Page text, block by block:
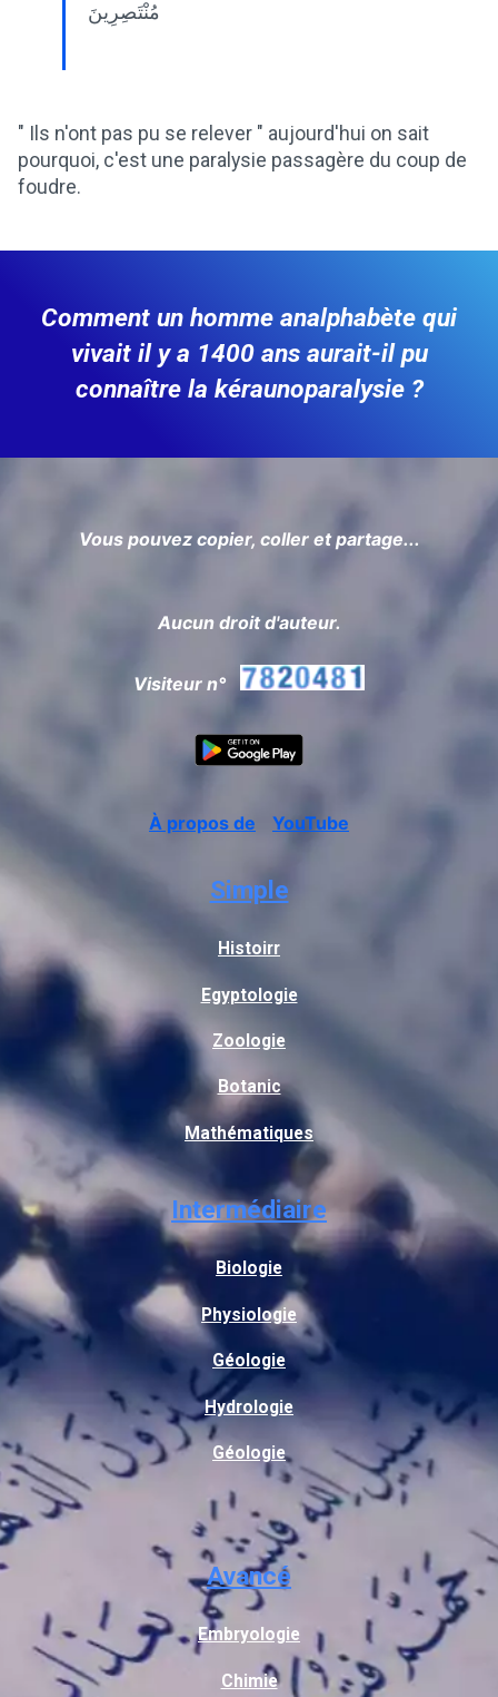
مُنْتَصِرِينَ
" Ils n'ont pas pu se relever " aujourd'hui on sait
pourquoi, c'est une paralysie passagère du coup de
foudre.
Comment un homme analphabète qui
vivait il y a 1400 ans aurait-il pu
connaître la kéraunoparalysie ?
Vous pouvez copier, coller et partage...
Aucun droit d'auteur.
Visiteur n°
À propos de YouTube
Simple
Histoirr
Egyptologie
Zoologie
Botanic
Mathématiques
Intermédiaire
Biologie
Physiologie
Géologie
Hydrologie
Géologie
Avancé
Embryologie
Chimie